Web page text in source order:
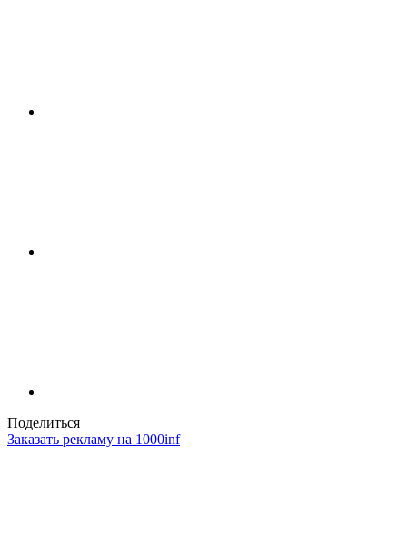
Поделиться
Заказать рекламу на 1000inf